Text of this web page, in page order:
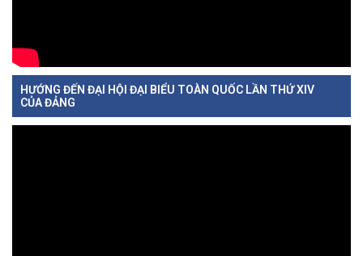
HƯỚNG ĐẾN ĐẠI HỘI ĐẠI BIỂU TOÀN QUỐC LẦN THỨ XIV
CỦA ĐẢNG